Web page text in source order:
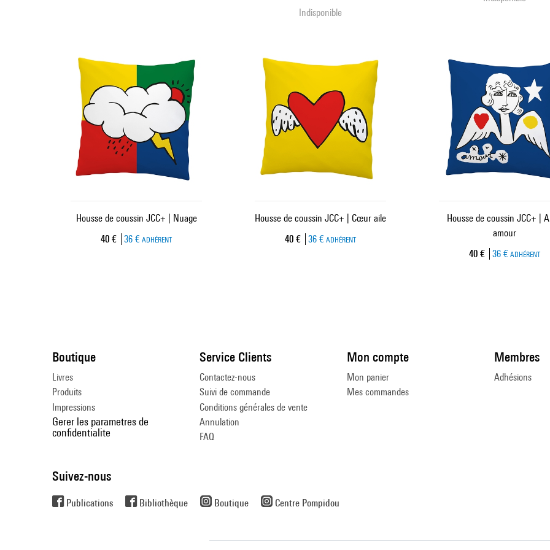
Indisponible
Housse de coussin JCC+ | Nuage
Prix ​​actuel
40 € 36 € ADHÉRENT
Housse de coussin JCC+ | Cœur aile
Prix ​​actuel
40 € 36 € ADHÉRENT
Housse de coussin JCC+ |
amour
Prix ​​actuel
40 € 36 € ADHÉRENT
Boutique
Livres
Produits
Impressions
Gerer les parametres de
confidentialite
Service Clients
Contactez-nous
Suivi de commande
Conditions générales de vente
Annulation
FAQ
Mon compte
Mon panier
Mes commandes
Membres
Adhésions
Suivez-nous
Publications Bibliothèque Boutique Centre Pompidou